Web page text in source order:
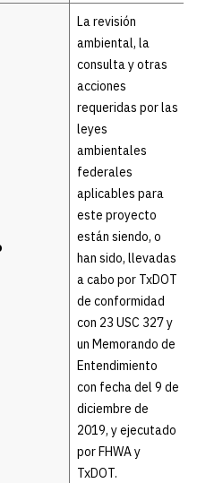
La revisión
ambiental, la
consulta y otras
acciones
requeridas por las
leyes
ambientales
federales
aplicables para
este proyecto
están siendo, o
han sido, llevadas
a cabo por TxDOT
de conformidad
con 23 USC 327 y
un Memorando de
Entendimiento
con fecha del 9 de
diciembre de
2019, y ejecutado
por FHWA y
TxDOT.